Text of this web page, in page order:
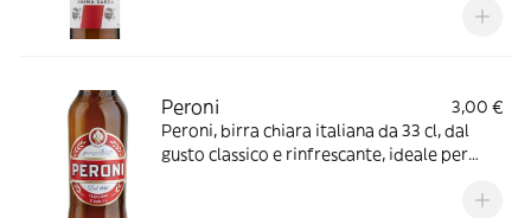
Peroni
3,00 €
Peroni, birra chiara italiana da 33 cl, dal
gusto classico e rinfrescante, ideale per